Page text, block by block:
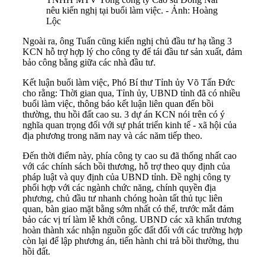
nêu kiến nghị tại buổi làm việc. - Ảnh: Hoàng
Lộc
Ngoài ra, ông Tuấn cũng kiến nghị chủ đầu tư hạ tầng 3
KCN hỗ trợ hợp lý cho công ty để tái đầu tư sản xuất, đảm
bảo công bằng giữa các nhà đầu tư.
Kết luận buổi làm việc, Phó Bí thư Tỉnh ủy Võ Tấn Đức
cho rằng: Thời gian qua, Tỉnh ủy, UBND tỉnh đã có nhiều
buổi làm việc, thông báo kết luận liên quan đến bồi
thường, thu hồi đất cao su. 3 dự án KCN nói trên có ý
nghĩa quan trọng đối với sự phát triển kinh tế - xã hội của
địa phương trong năm nay và các năm tiếp theo.
Đến thời điểm này, phía công ty cao su đã thống nhất cao
với các chính sách bồi thương, hỗ trợ theo quy định của
pháp luật và quy định của UBND tỉnh. Đề nghị công ty
phối hợp với các ngành chức năng, chính quyền địa
phương, chủ đầu tư nhanh chóng hoàn tất thủ tục liên
quan, bàn giao mặt bằng sớm nhất có thể, trước mắt đảm
bảo các vị trí làm lễ khởi công. UBND các xã khẩn trương
hoàn thành xác nhận nguồn gốc đất đối với các trường hợp
còn lại để lập phương án, tiến hành chi trả bồi thường, thu
hồi đất.